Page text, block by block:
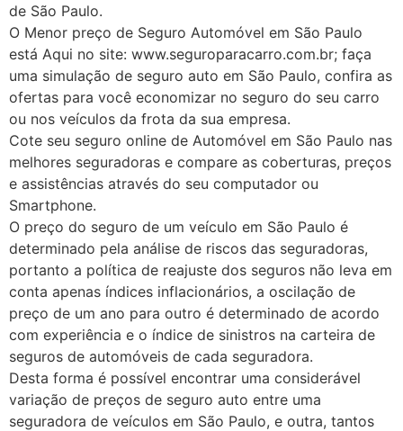
de São Paulo.
O Menor preço de Seguro Automóvel em São Paulo
está Aqui no site: www.seguroparacarro.com.br; faça
uma simulação de seguro auto em São Paulo, confira as
ofertas para você economizar no seguro do seu carro
ou nos veículos da frota da sua empresa.
Cote seu seguro online de Automóvel em São Paulo nas
melhores seguradoras e compare as coberturas, preços
e assistências através do seu computador ou
Smartphone.
O preço do seguro de um veículo em São Paulo é
determinado pela análise de riscos das seguradoras,
portanto a política de reajuste dos seguros não leva em
conta apenas índices inflacionários, a oscilação de
preço de um ano para outro é determinado de acordo
com experiência e o índice de sinistros na carteira de
seguros de automóveis de cada seguradora.
Desta forma é possível encontrar uma considerável
variação de preços de seguro auto entre uma
seguradora de veículos em São Paulo, e outra, tantos